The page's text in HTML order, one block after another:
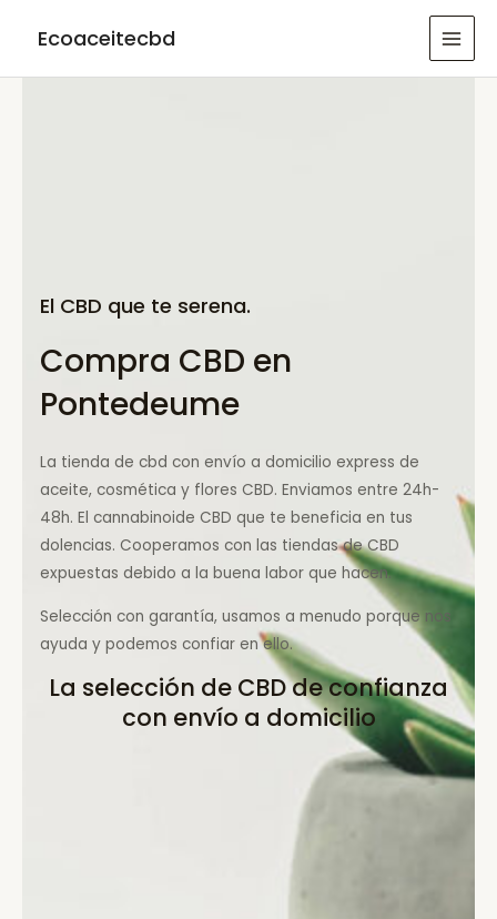
Ecoaceitecbd
El CBD que te serena.
Compra CBD en
Pontedeume
La tienda de cbd con envío a domicilio express de
aceite, cosmética y flores CBD. Enviamos entre 24h-
48h. El cannabinoide CBD que te beneficia en tus
dolencias. Cooperamos con las tiendas de CBD
expuestas debido a la buena labor que hacen.
Selección con garantía, usamos a menudo porque nos
ayuda y podemos confiar en ello.
La selección de CBD de confianza
con envío a domicilio